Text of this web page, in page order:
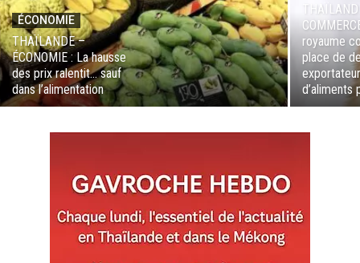
ÉCONOMIE
THAÏLANDE –
ÉCONOMIE : La hausse
des prix ralentit… sauf
dans l’alimentation
royaume
place de
d’aliments